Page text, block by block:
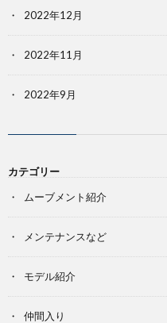
2022年12月
2022年11月
2022年9月
カテゴリー
ムーブメント紹介
メンテナンスなど
モデル紹介
仲間入り